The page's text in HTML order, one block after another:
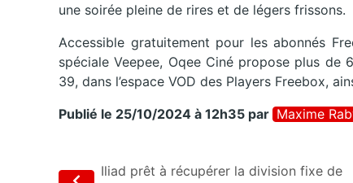
une soirée pleine de rires et de légers frissons.
Accessible gratuitement pour les abonnés
spéciale Veepee, Oqee Ciné propose plus
39, dans l’espace VOD des Players Freebox,
Publié le 25/10/2024 à 12h35 par Maxime
Iliad prêt à récupérer la division fixe de